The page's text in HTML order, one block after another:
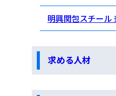
明興関包スチール
求める人材